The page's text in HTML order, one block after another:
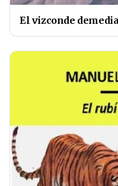
El vizconde